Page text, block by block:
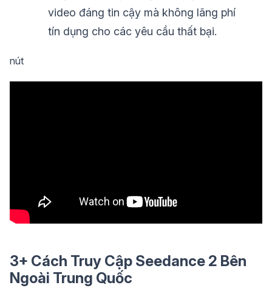
video đáng tin cậy mà không lãng phí
tín dụng cho các yêu cầu thất bại.
nút
3+ Cách Truy Cập Seedance 2 Bên
Ngoài Trung Quốc